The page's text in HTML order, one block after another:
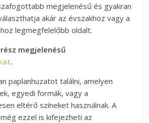
megjelenésű és gyakran
akár az évszakhoz vagy a
legmegfelelőbb oldalt.
megjelenésű
.
paplanhuzatot találni, amelyen
egyedi formák, vagy a
eltérő színeket használnak. A
ezzel is kifejezheti az